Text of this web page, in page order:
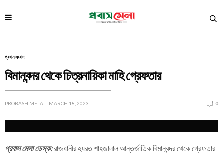
প্রধান সংবাদ
বিমানবন্দর থেকে চিত্রনায়িকা মাহি গ্রেফতার
PROBASH MELA MARCH 18, 2023 0
প্রবাস মেলা ডেস্ক:রাজধানীর হযরত শাহজালাল আন্তর্জাতিক বিমানবন্দর থেকে গ্রেফতার